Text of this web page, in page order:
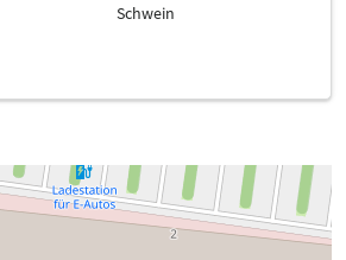
Schwein